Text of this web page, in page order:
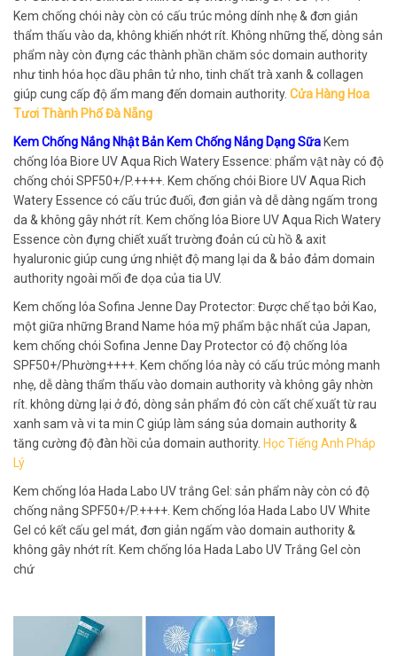
Kem chống chói này còn có cấu trúc mỏng dính nhẹ & đơn giản
thẩm thấu vào da, không khiến nhớt rít. Không những thế, dòng sản
phẩm này còn đựng các thành phần chăm sóc domain authority
như tinh hóa học dầu phân tử nho, tinh chất trà xanh & collagen
giúp cung cấp độ ẩm mang đến domain authority. Cửa Hàng Hoa
Tươi Thành Phố Đà Nẵng
Kem Chống Nắng Nhật Bản Kem Chống Nắng Dạng Sữa Kem
chống lóa Biore UV Aqua Rich Watery Essence: phẩm vật này có độ
chống chói SPF50+/P.++++. Kem chống chói Biore UV Aqua Rich
Watery Essence có cấu trúc đuối, đơn giản và dễ dàng ngấm trong
da & không gây nhớt rít. Kem chống lóa Biore UV Aqua Rich Watery
Essence còn đựng chiết xuất trường đoản cú cù hồ & axit
hyaluronic giúp cung ứng nhiệt độ mang lại da & bảo đảm domain
authority ngoài mối đe dọa của tia UV.
Kem chống lóa Sofina Jenne Day Protector: Được chế tạo bởi Kao,
một giữa những Brand Name hóa mỹ phẩm bậc nhất của Japan,
kem chống chói Sofina Jenne Day Protector có độ chống lóa
SPF50+/Phường++++. Kem chống lóa này có cấu trúc mỏng manh
nhẹ, dễ dàng thẩm thấu vào domain authority và không gây nhờn
rít. không dừng lại ở đó, dòng sản phẩm đó còn cất chế xuất từ rau
xanh sam và vi ta min C giúp làm sáng sủa domain authority &
tăng cường độ đàn hồi của domain authority. Học Tiếng Anh Pháp
Lý
Kem chống lóa Hada Labo UV trắng Gel: sản phẩm này còn có độ
chống nắng SPF50+/P.++++. Kem chống lóa Hada Labo UV White
Gel có kết cấu gel mát, đơn giản ngấm vào domain authority &
không gây nhớt rít. Kem chống lóa Hada Labo UV Trắng Gel còn
chứ